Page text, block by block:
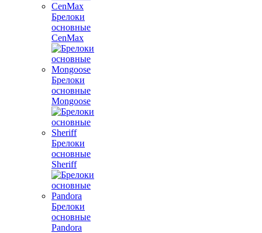
Брелоки
основные
CenMax
Брелоки
основные
Mongoose
Брелоки
основные
Sheriff
Брелоки
основные
Pandora